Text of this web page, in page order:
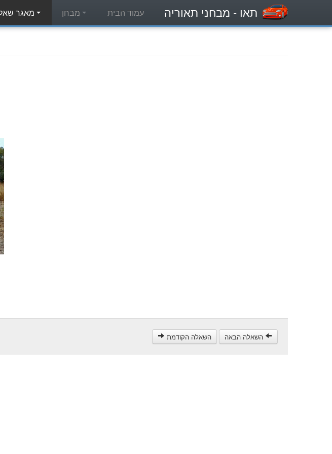
תאו - מבחני תאוריה עמוד הבית
השאלה הקודמת